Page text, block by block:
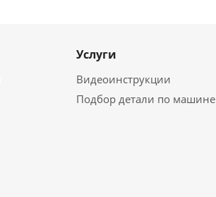
Услуги
Видеоинструкции
Подбор детали по машине